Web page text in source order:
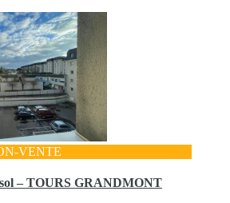
VENTE
– TOURS GRANDMONT